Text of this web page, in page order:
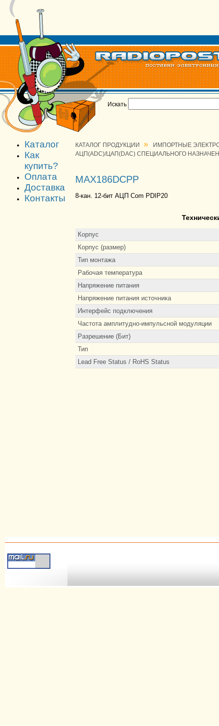
Искать
Каталог
Как
купить?
Оплата
Доставка
Контакты
КАТАЛОГ ПРОДУКЦИИ »
ИМПОРТНЫЕ
АЦП(ADC)/ЦАП(DAC) СПЕЦИАЛЬНОГО
MAX186DCPP
8-кан. 12-бит АЦП Com PDIP20
Корпус
Корпус (размер)
Тип монтажа
Рабочая температура
Напряжение питания
Напряжение питания источника
Интерфейс подключения
Частота амплитудно-импульсной модуляции
Разрешение (Бит)
Тип
Lead Free Status / RoHS Status